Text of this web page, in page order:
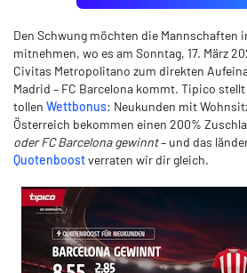
Den Schwung möchten die Mannschaften
mitnehmen, wo es am Sonntag, 17. März
Civitas Metropolitano zum direkten
Madrid – FC Barcelona kommt. Tipico
tollen Wettbonus: Neukunden mit
Österreich bekommen einen 200%
oder FC Barcelona gewinnt– und das
Quotenboostverraten wir dir gleich.